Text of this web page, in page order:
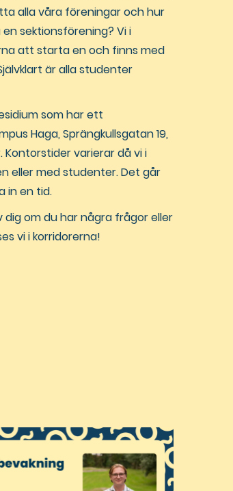
alla våra föreningar och hur
sektionsförening? Vi i
att starta en och finns med
är alla studenter
som har ett
Haga, Sprängkullsgatan 19,
varierar då vi i
eller med studenter. Det går
in en tid.
om du har några frågor eller
vi i korridorerna!